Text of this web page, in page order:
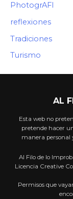
PhotogrAFI
reflexiones
Tradiciones
Turismo
AL
Esta web no
pretende hacer
manera personal
Al Filo de lo
Licencia Creative
Permisos que